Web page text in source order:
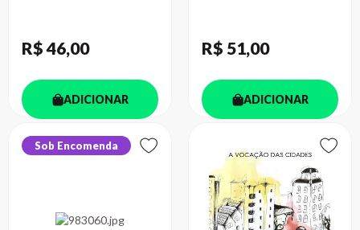
R$ 46,00
ADICIONAR
R$ 51,00
ADICIONAR
Sob Encomenda